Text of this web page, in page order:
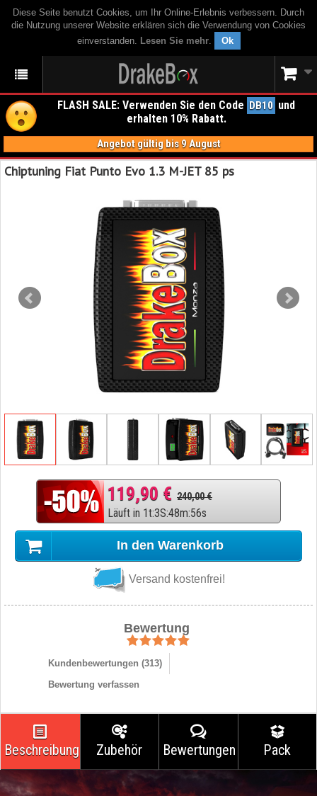
Diese Seite benutzt Cookies, um Ihr Online-Erlebnis verbessern. Durch
die Nutzung unserer Website erklären sich die Verwendung von Cookies
einverstanden. Lesen Sie mehr. Ok
FLASH SALE: Verwenden Sie den Code DB10 und
erhalten 10% Rabatt.
Angebot gültig bis 9 August
Chiptuning Fiat Punto Evo 1.3 M-JET 85 ps
119,90 € 240,00 €
Läuft in 1t:3S:48m:55s
In den Warenkorb
Versand kostenfrei!
Bewertung
Kundenbewertungen (313)
Bewertung verfassen
Beschreibung Zubehör Bewertungen Pack